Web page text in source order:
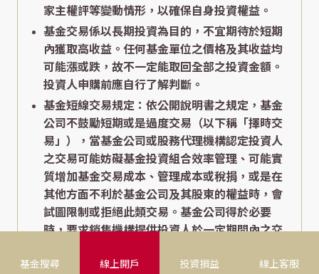
基金搜尋 線上開戶 投資損益 線上客服
家主權評等變動情形，以確保自身投資權益。
基金交易係以長期投資為目的，不宜期待於短期
內獲取高收益。任何基金單位之價格及其收益均
可能漲或跌，故不一定能取回全部之投資金額。
投資人申購前應自行了解判斷。
基金短線交易規定：依公開說明書之規定，基金
公司不鼓勵短期或是過度交易（以下稱「擇時交
易」），當基金公司或股務代理機構認定投資人
之交易可能妨礙基金投資組合效率管理、可能實
質增加基金交易成本、管理成本或稅捐，或是在
其他方面不利於基金公司及其股東的權益時，會
試圖限制或拒絕此類交易。基金公司得於必要
時，要求銷售機構提供投資人於一定期間內之交
投資人。當投資人之交易行為被認定為擇時交